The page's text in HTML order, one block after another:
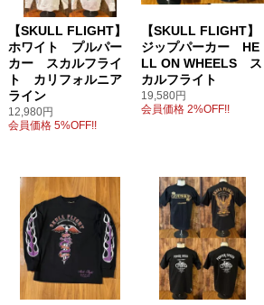
【SKULL FLIGHT】
ホワイト プルパー
カー スカルフライ
ト カリフォルニア
ライン
12,980円
会員価格 5%OFF!!
【SKULL FLIGHT】
ジップパーカー HE
LL ON WHEELS ス
カルフライト
19,580円
会員価格 2%OFF!!